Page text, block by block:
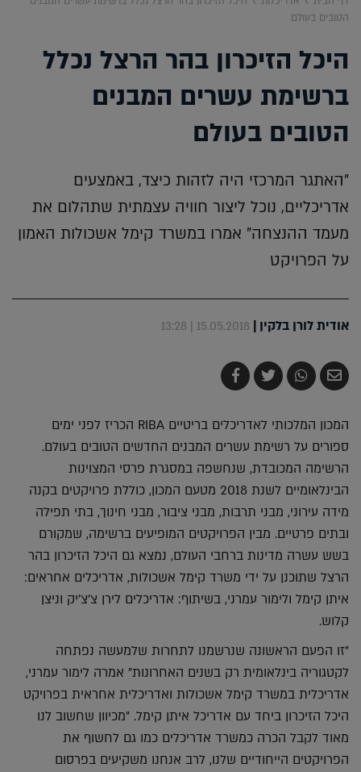
הטובים בעולם
היכל הזיכרון בהר הרצל נכלל
ברשימת עשרים המבנים
הטובים בעולם
"האתגר המרכזי היה לזהות כיצד, באמצעים
אדריכליים, נוכל ליצור חוויה עצמתית שתהלום את
מעמד ההנצחה" אמרו במשרד קימל אשכולות האמון
על הפרויקט
אודית לורן בלקין |
15.05.2018 | 13:28
שלח
בדואר
שתף
ב-
צייץ
ב-
שתף
ב-
המכון המלכותי לאדריכלים בריטיים RIBA הכריז לפני ימים
ספורים על רשימת עשרים המבנים החדשים הטובים בעולם.
הרשימה המכובדת, שנחשפה במסגרת פרסי המצוינות
הבינלאומיים לשנת 2018 מטעם המכון, כוללת פרויקטים בקנה
מידה עירוני, מבני תרבות, מבני ציבור, מבני חינוך, בתי תפילה
ובתים פרטיים. מבין הפרויקטים המופיעים ברשימה, שמקורם
בשש עשרה מדינות ברחבי העולם, נמצא גם היכל הזיכרון בהר
הרצל שתוכנן על ידי משרד קימל אשכולות, אדריכלים אחראים:
איתן קימל ולימור עמרני, בשיתוף: אדריכלים לירן צ'צ'יק וניצן
קלוש.
"זו הפעם הראשונה שנרשמנו לתחרות שלמעשה נפתחה
לקטגוריה בינלאומית רק בשנים האחרונות" אמרה לימור עמרני,
אדריכלית במשרד קימל אשכולות ואדריכלית אחראית בפרויקט
היכל הזיכרון ביחד עם אדריכל איתן קימל. "מכיוון שחשוב לנו
מאוד לקבל הכרה כמשרד אדריכלים כמו גם לחשוף את
הפרויקטים הייחודיים שלנו, לרב אנחנו משקיעים בפרסום